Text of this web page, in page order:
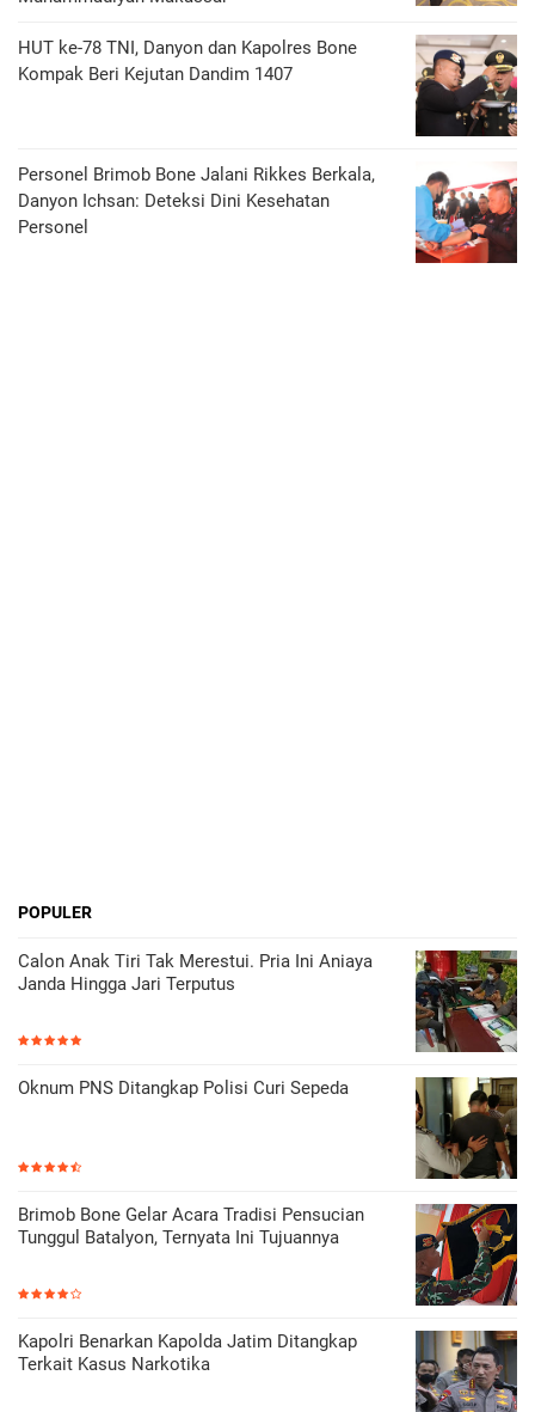
HUT ke-78 TNI, Danyon dan Kapolres Bone
Kompak Beri Kejutan Dandim 1407
Personel Brimob Bone Jalani Rikkes Berkala,
Danyon Ichsan: Deteksi Dini Kesehatan
Personel
POPULER
Calon Anak Tiri Tak Merestui. Pria Ini Aniaya
Janda Hingga Jari Terputus
Oknum PNS Ditangkap Polisi Curi Sepeda
Brimob Bone Gelar Acara Tradisi Pensucian
Tunggul Batalyon, Ternyata Ini Tujuannya
Kapolri Benarkan Kapolda Jatim Ditangkap
Terkait Kasus Narkotika